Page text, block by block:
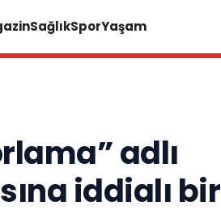
SağlıkSporYaşam
adlı
iddialı bir